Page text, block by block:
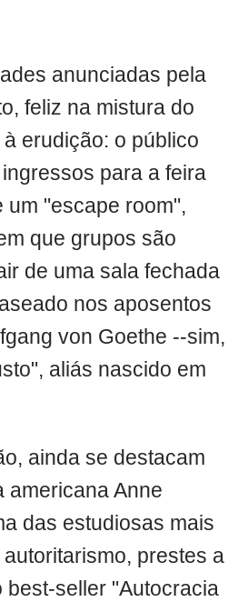
anunciadas pela
feliz na mistura do
erudição: o público
para a feira
um "escape room",
que grupos são
de uma sala fechada
nos aposentos
von Goethe --sim,
aliás nascido em
ainda se destacam
americana Anne
das estudiosas mais
prestes a
best-seller "Autocracia